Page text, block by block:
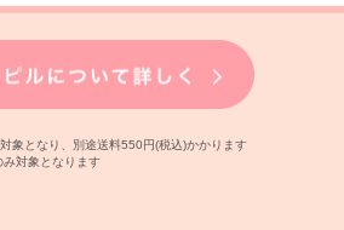
象となり、別途送料550円(税込)かかります
対象となります